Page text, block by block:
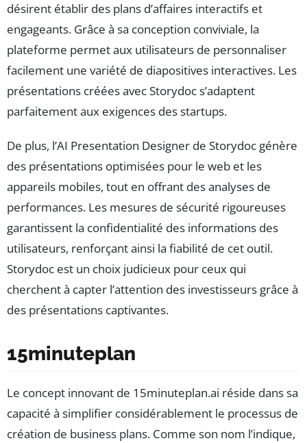
désirent établir des plans d’affaires interactifs et
engageants. Grâce à sa conception conviviale, la
plateforme permet aux utilisateurs de personnaliser
facilement une variété de diapositives interactives. Les
présentations créées avec Storydoc s’adaptent
parfaitement aux exigences des startups.
De plus, l’AI Presentation Designer de Storydoc génère
des présentations optimisées pour le web et les
appareils mobiles, tout en offrant des analyses de
performances. Les mesures de sécurité rigoureuses
garantissent la confidentialité des informations des
utilisateurs, renforçant ainsi la fiabilité de cet outil.
Storydoc est un choix judicieux pour ceux qui
cherchent à capter l’attention des investisseurs grâce à
des présentations captivantes.
15minuteplan
Le concept innovant de 15minuteplan.ai réside dans sa
capacité à simplifier considérablement le processus de
création de business plans. Comme son nom l’indique,